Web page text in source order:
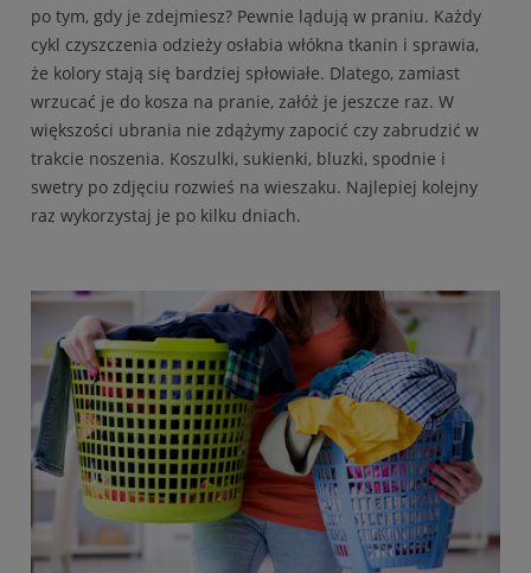
po tym, gdy je zdejmiesz? Pewnie lądują w praniu. Każdy
cykl czyszczenia odzieży osłabia włókna tkanin i sprawia,
że kolory stają się bardziej spłowiałe. Dlatego, zamiast
wrzucać je do kosza na pranie, załóż je jeszcze raz. W
większości ubrania nie zdążymy zapocić czy zabrudzić w
trakcie noszenia. Koszulki, sukienki, bluzki, spodnie i
swetry po zdjęciu rozwieś na wieszaku. Najlepiej kolejny
raz wykorzystaj je po kilku dniach.